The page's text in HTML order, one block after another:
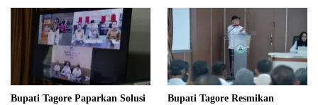
Bupati Tagore Paparkan Solusi
Bupati Tagore Resmikan